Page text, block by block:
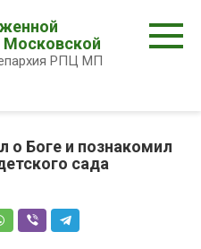
РПЦ МП
о Боге и познакомил
сада